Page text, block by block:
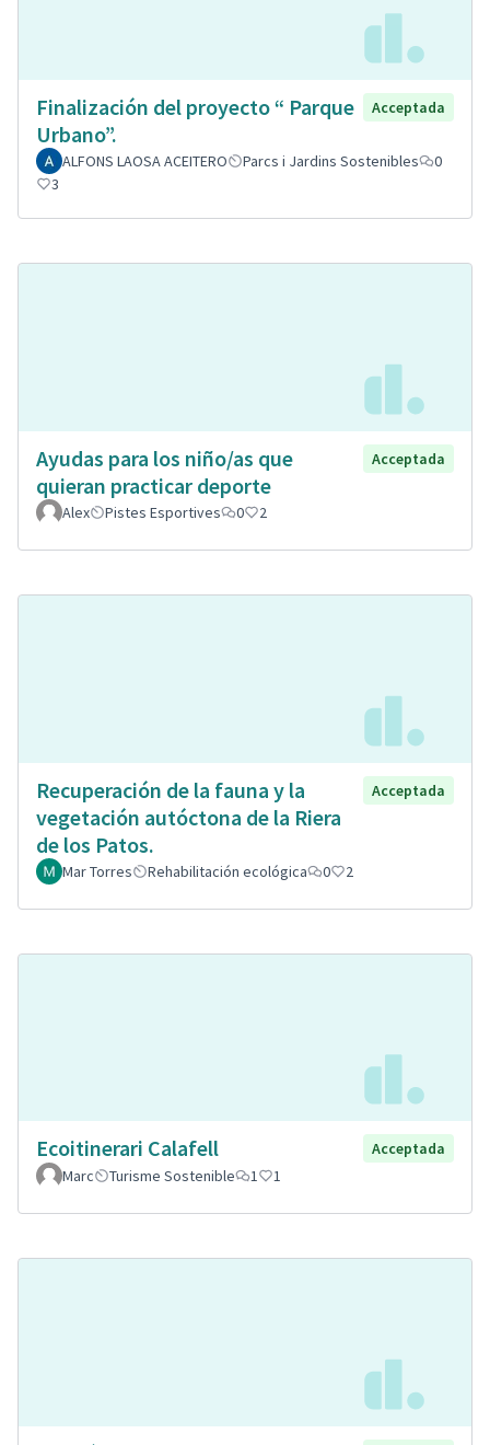
Finalización del proyecto “ Parque
Urbano”.
Acceptada
ALFONS LAOSA ACEITERO Parcs i Jardins Sostenibles
0
3
Ayudas para los niño/as que
quieran practicar deporte
Acceptada
Alex Pistes Esportives 0 2
Recuperación de la fauna y la
vegetación autóctona de la Riera
de los Patos.
Acceptada
Mar Torres Rehabilitación ecológica 0 2
Ecoitinerari Calafell
Acceptada
Marc
Turisme Sostenible 1 1